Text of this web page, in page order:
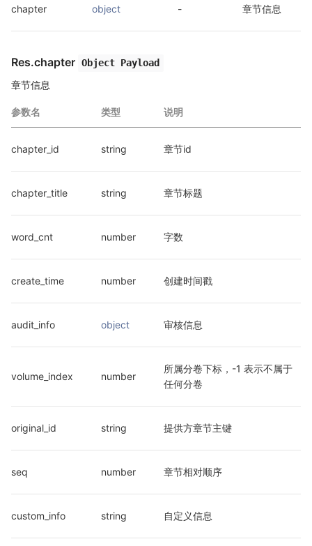
chapter object - 章节信息
Res.chapter Object Payload
章节信息
参数名 类型 说明
chapter_id string 章节id
chapter_title string 章节标题
word_cnt number 字数
create_time number 创建时间戳
audit_info object 审核信息
volume_index number
所属分卷下标，-1 表示不属于
任何分卷
original_id string 提供方章节主键
seq number 章节相对顺序
custom_info string 自定义信息